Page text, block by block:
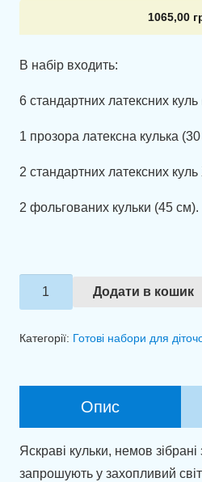
1065,00
В набір входить:
6 стандартних латексних куль
1 прозора латексна кулька
2 стандартних латексних
2 фольгованих кульки (45 см).
Зв'язка
куль
Додати в кошик
Категорії: Готові набори для
Опис
Яскраві кульки, немов
запрошують у захопливий